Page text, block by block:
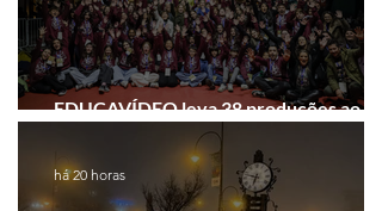
EDUCAVÍDEO leva 38 produções ao
Festival de Cinema de Gramado
há 20 horas